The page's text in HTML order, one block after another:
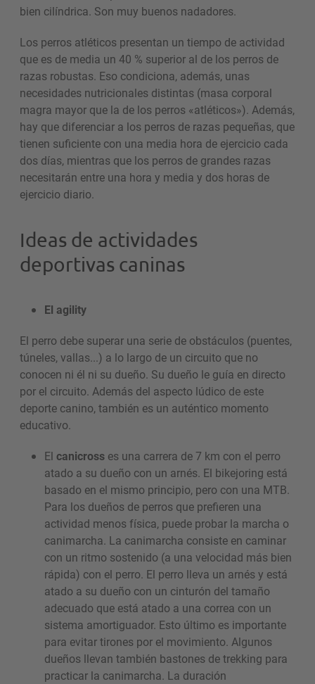
bien cilíndrica. Son muy buenos nadadores.
Los perros atléticos presentan un tiempo de actividad
que es de media un 40 % superior al de los perros de
razas robustas. Eso condiciona, además, unas
necesidades nutricionales distintas (masa corporal
magra mayor que la de los perros «atléticos»). Además,
hay que diferenciar a los perros de razas pequeñas, que
tienen suficiente con una media hora de ejercicio cada
dos días, mientras que los perros de grandes razas
necesitarán entre una hora y media y dos horas de
ejercicio diario.
Ideas de actividades
deportivas caninas
El agility
El perro debe superar una serie de obstáculos (puentes,
túneles, vallas...) a lo largo de un circuito que no
conocen ni él ni su dueño. Su dueño le guía en directo
por el circuito. Además del aspecto lúdico de este
deporte canino, también es un auténtico momento
educativo.
El canicross es una carrera de 7 km con el perro
atado a su dueño con un arnés. El bikejoring está
basado en el mismo principio, pero con una MTB.
Para los dueños de perros que prefieren una
actividad menos física, puede probar la marcha o
canimarcha. La canimarcha consiste en caminar
con un ritmo sostenido (a una velocidad más bien
rápida) con el perro. El perro lleva un arnés y está
atado a su dueño con un cinturón del tamaño
adecuado que está atado a una correa con un
sistema amortiguador. Esto último es importante
para evitar tirones por el movimiento. Algunos
dueños llevan también bastones de trekking para
practicar la canimarcha. La duración